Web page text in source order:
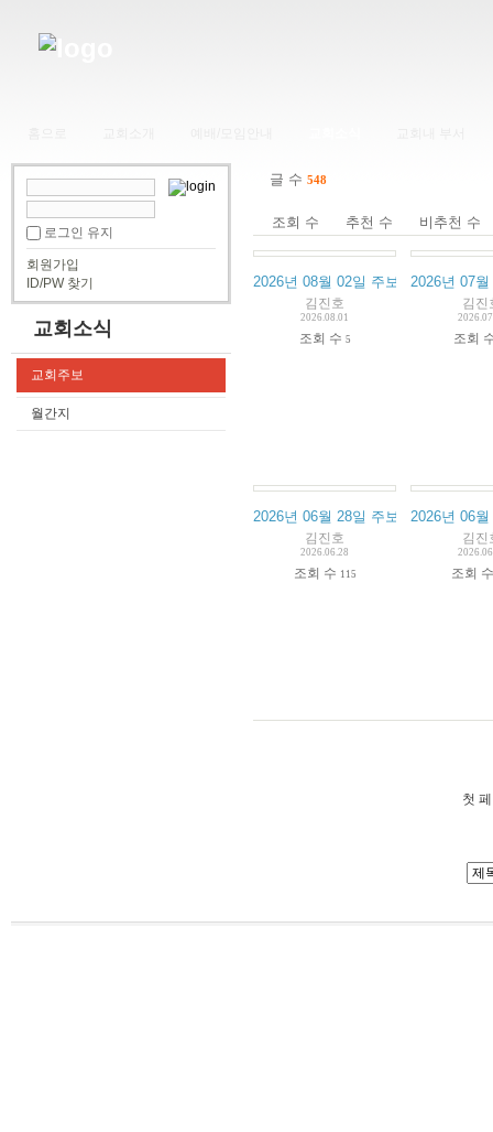
로그인 유지
회원가입
ID/PW 찾기
교회소식
교회주보
월간지
글 수 548
조회 수 추천 수 비추천 수
2026년 08월 02일 주보
김진호
2026.08.01
조회 수 5
2026년 07
김진
조회
2026년 06월 28일 주보
김진호
2026.06.28
조회 수 115
2026년 06
김진
조회
첫